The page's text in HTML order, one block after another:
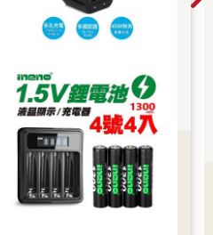
中飯，吃不下便當怎麼辦？說也
晚上有民宿或餐廳可吃，半夜沒
鮭魚親子飯的，你要哪個？
，有必要這樣「存」鐵道便當
時候出現幾天前幾個月前幾年前
地說，太好了。